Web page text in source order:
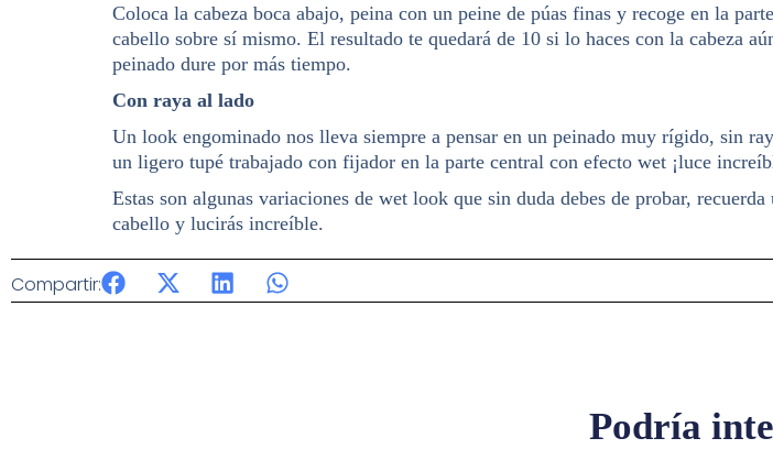
Coloca la cabeza boca abajo, peina con un peine de púas finas y recoge en la
cabello sobre sí mismo. El resultado te quedará de 10 si lo haces con la cabeza
peinado dure por más tiempo.
Con raya al lado
Un look engominado nos lleva siempre a pensar en un peinado muy rígido, sin
un ligero tupé trabajado con fijador en la parte central con efecto wet ¡luce
Estas son algunas variaciones de wet look que sin duda debes de probar,
cabello y lucirás increíble.
Compartir:
Podría